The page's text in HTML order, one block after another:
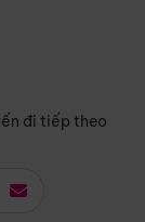
đi tiếp theo